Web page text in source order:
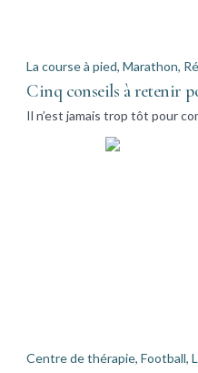
La course à pied,Marathon,
Cinq conseils à retenir
Il n’est jamais trop tôt pour
Centre de thérapie,Football,